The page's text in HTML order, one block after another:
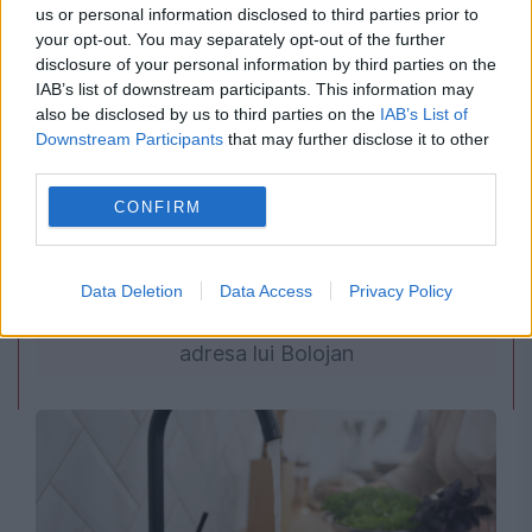
us or personal information disclosed to third parties prior to
your opt-out. You may separately opt-out of the further
disclosure of your personal information by third parties on the
IAB’s list of downstream participants. This information may
also be disclosed by us to third parties on the IAB’s List of
Downstream Participants that may further disclose it to other
CONFIRM
Data Deletion Data Access Privacy Policy
POLITICA
PSD cere activarea mecanismului european
adresa lui Bolojan